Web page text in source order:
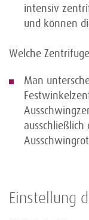
intensiv
und können
Welche
Man
Einstellung